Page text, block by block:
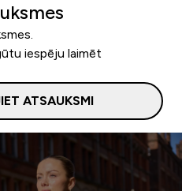
iespēju laimēt
ATSAUKSMI